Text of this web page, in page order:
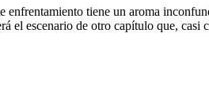
tiene un aroma
escenario de otro capítulo que, casi